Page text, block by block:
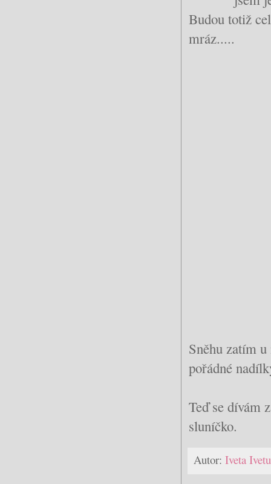
Budou totiž
mráz.....
Sněhu zatím
pořádné
Teď se dívám
sluníčko.
Autor: Iveta